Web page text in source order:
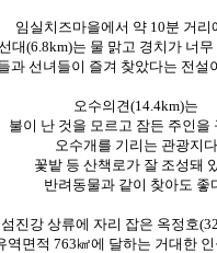
임실치즈마을에서 약 10분 거리
대(6.8km)는 물 맑고 경치가 너무
과 선녀들이 즐겨 찾았다는 전설
오수의견(14.4km)는
불이 난 것을 모르고 잠든 주인을
오수개를 기리는 관광지다.
꽃밭 등 산책로가 잘 조성돼
반려동물과 같이 찾아도 좋
섬진강 상류에 자리 잡은 옥정호
역면적 763㎢에 달하는 거대한 인